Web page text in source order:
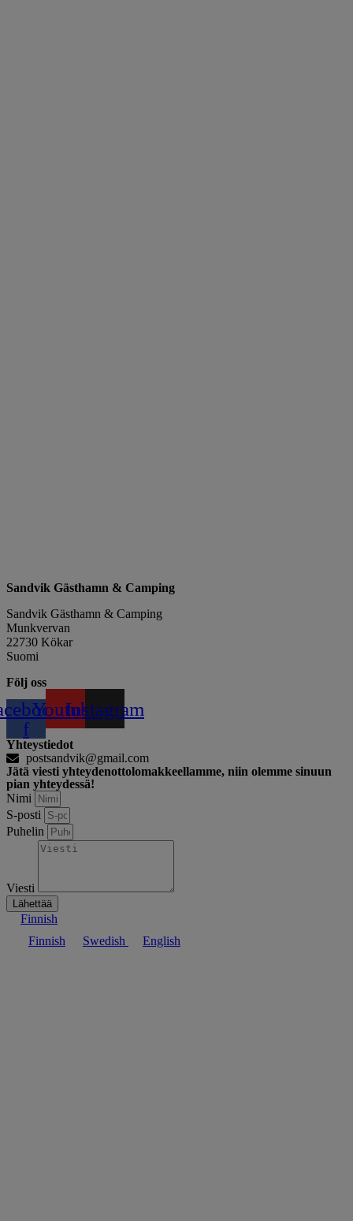
Sandvik Gästhamn & Camping
Sandvik Gästhamn & Camping
Munkvervan
22730 Kökar
Suomi
Följ oss
f
YoutubeInstagram
Yhteystiedot
postsandvik@gmail.com
Jätä viesti yhteydenottolomakkeellamme, niin olemme sinuun
pian yhteydessä!
Nimi
S-posti
Puhelin
Viesti
Lähettää
Finnish
Finnish
Swedish English